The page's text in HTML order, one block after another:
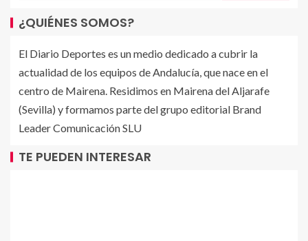
¿QUIÉNES SOMOS?
El Diario Deportes es un medio dedicado a cubrir la
actualidad de los equipos de Andalucía, que nace en el
centro de Mairena. Residimos en Mairena del Aljarafe
(Sevilla) y formamos parte del grupo editorial Brand
Leader Comunicación SLU
TE PUEDEN INTERESAR